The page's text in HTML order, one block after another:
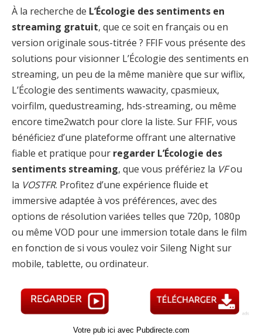
À la recherche de L’Écologie des sentiments en
streaming gratuit, que ce soit en français ou en
version originale sous-titrée ? FFIF vous présente des
solutions pour visionner L’Écologie des sentiments en
streaming, un peu de la même manière que sur wiflix,
L’Écologie des sentiments wawacity, cpasmieux,
voirfilm, quedustreaming, hds-streaming, ou même
encore time2watch pour clore la liste. Sur FFIF, vous
bénéficiez d’une plateforme offrant une alternative
fiable et pratique pour regarder L’Écologie des
sentiments streaming, que vous préfériez la VFou
la VOSTFR. Profitez d’une expérience fluide et
immersive adaptée à vos préférences, avec des
options de résolution variées telles que 720p, 1080p
ou même VOD pour une immersion totale dans le film
en fonction de si vous voulez voir Sileng Night sur
mobile, tablette, ou ordinateur.
Votre pub ici avec Pubdirecte.com